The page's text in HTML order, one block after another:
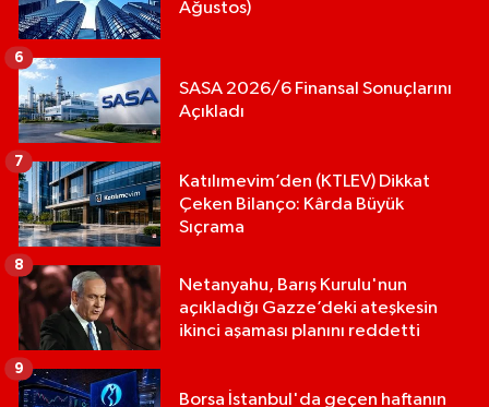
Ağustos)
SASA 2026/6 Finansal Sonuçlarını
Açıkladı
6
Katılımevim’den (KTLEV) Dikkat
Çeken Bilanço: Kârda Büyük
Sıçrama
7
Netanyahu, Barış Kurulu'nun
açıkladığı Gazze’deki ateşkesin
ikinci aşaması planını reddetti
8
Borsa İstanbul'da geçen haftanın
9